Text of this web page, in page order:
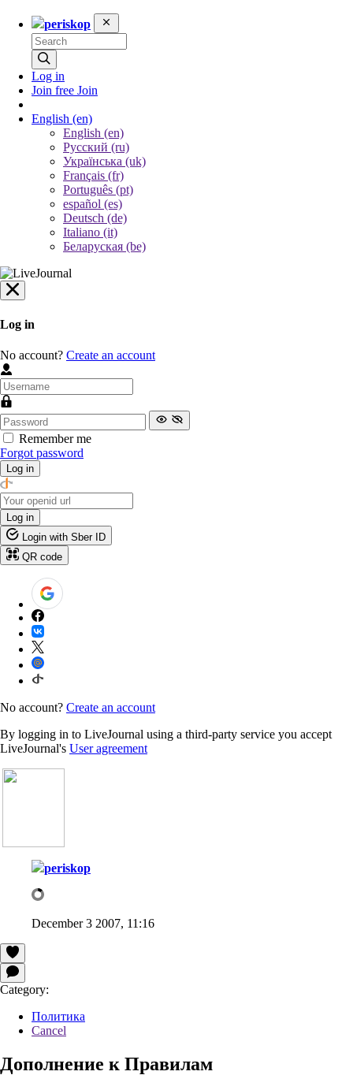
periskop
Log in
Join free Join
English (en)
English (en)
Русский (ru)
Українська (uk)
Français (fr)
Português (pt)
español (es)
Deutsch (de)
Italiano (it)
Беларуская (be)
Log in
No account? Create an account
Remember me
Forgot password
Log in
Log in
Login with Sber ID
QR code
No account? Create an account
By logging in to LiveJournal using a third-party service you accept
LiveJournal's User agreement
periskop
December 3 2007, 11:16
Category:
Политика
Cancel
Дополнение к Правилам